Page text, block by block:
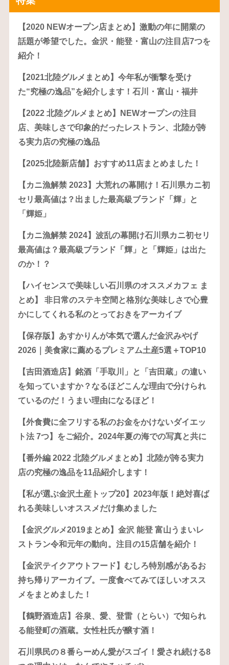
【2020 NEWオープン店まとめ】激動の年に開業の
話題が希望でした。金沢・能登・富山の注目店7つを
紹介！
【2021北陸グルメまとめ】今年私が衝撃を受け
た“究極の逸品”を紹介します！石川・富山・福井
【2022 北陸グルメまとめ】NEWオープンの注目
店、美味しさで印象的だったレストラン、北陸が誇
る実力店の究極の逸品
【2025北陸新店舗】おすすめ11店まとめました！
【カニ漁解禁 2023】大荒れの幕開け！石川県カニ初
セリ最高値は？出ました最高級ブランド「輝」と
「輝姫」
【カニ漁解禁 2024】波乱の幕開け石川県カニ初セリ
最高値は？最高級ブランド「輝」と「輝姫」は出た
のか！？
【ハイセンスで美味しい石川県のオススメカフェ ま
とめ】 非日常のステキ空間と格別な美味しさで心豊
かにしてくれる私のとっておきをアーカイブ
【保存版】あすかりんが本気で選んだ金沢みやげ
2026｜美食家に薦めるプレミアム土産5選＋TOP10
【吉田酒造店】銘酒「手取川」と「吉田蔵」の違い
を知っていますか？なるほどこんな理由で分けられ
ているのだ！うまい理由になるほど！
【外食費に全フリする私のお金をかけないダイエッ
ト法 7つ】をご紹介。2024年夏の海での写真と共に
【番外編 2022 北陸グルメまとめ】北陸が誇る実力
店の究極の逸品を11品紹介します！
【私が選ぶ金沢土産トップ20】2023年版！絶対喜ば
れる美味しいオススメだけ集めました
【金沢グルメ2019まとめ】金沢 能登 富山うまいレ
ストラン令和元年の動向。注目の15店舗を紹介！
【金沢テイクアウトフード】むしろ特別感があるお
持ち帰りアーカイブ。一度食べてみてほしいオスス
メをまとめました！
【鶴野酒造店】谷泉、愛、登雷（とらい）で知られ
る能登町の酒蔵。女性杜氏が醸す酒！
石川県民の８番らーめん愛がスゴイ！愛され続ける8